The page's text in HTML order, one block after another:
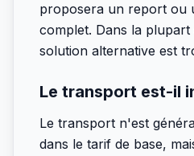
proposera un report ou
complet. Dans la plupart
solution alternative est
Le transport est-il
Le transport n'est
dans le tarif de base,